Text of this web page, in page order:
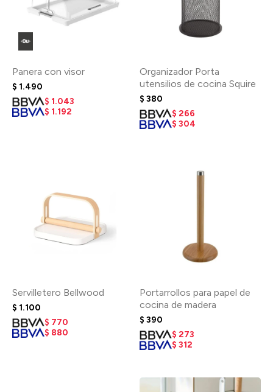
Panera con visor
$ 1.490
$ 1.043
$ 1.192
Organizador Porta
utensilios de cocina Squire
$ 380
$ 266
$ 304
Servilletero Bellwood
$ 1.100
$ 770
$ 880
Portarrollos para papel de
cocina de madera
$ 390
$ 273
$ 312